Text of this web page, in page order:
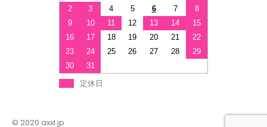
2
3 4 5 6 7
8
9
10 11 12 13 14
15
16
17 18 19 20 21
22
23
24 25 26 27 28
29
30
31
定休日
© 2020 axxl.jp